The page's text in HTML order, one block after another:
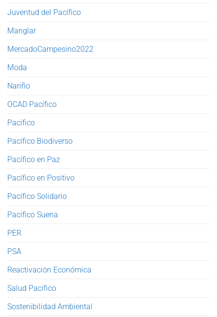
Juventud del Pacífico
Manglar
MercadoCampesino2022
Moda
Nariño
OCAD Pacífico
Pacífico
Pacífico Biodiverso
Pacífico en Paz
Pacífico en Positivo
Pacífico Solidario
Pacífico Suena
PER
PSA
Reactivación Económica
Salud Pacífico
Sostenibilidad Ambiental